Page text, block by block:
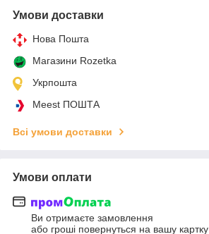
Умови доставки
Нова Пошта
Магазини Rozetka
Укрпошта
Meest ПОШТА
Всі умови доставки
Умови оплати
Ви отримаєте замовлення
або гроші повернуться на вашу картку